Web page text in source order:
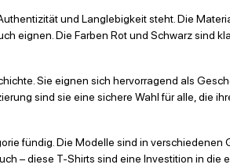
und Langlebigkeit steht. Die
eignen. Die Farben Rot und Schwarz sind
Sie eignen sich hervorragend als
sind sie eine sichere Wahl für alle, die
fündig. Die Modelle sind in verschiedenen
– diese T-Shirts sind eine Investition in die